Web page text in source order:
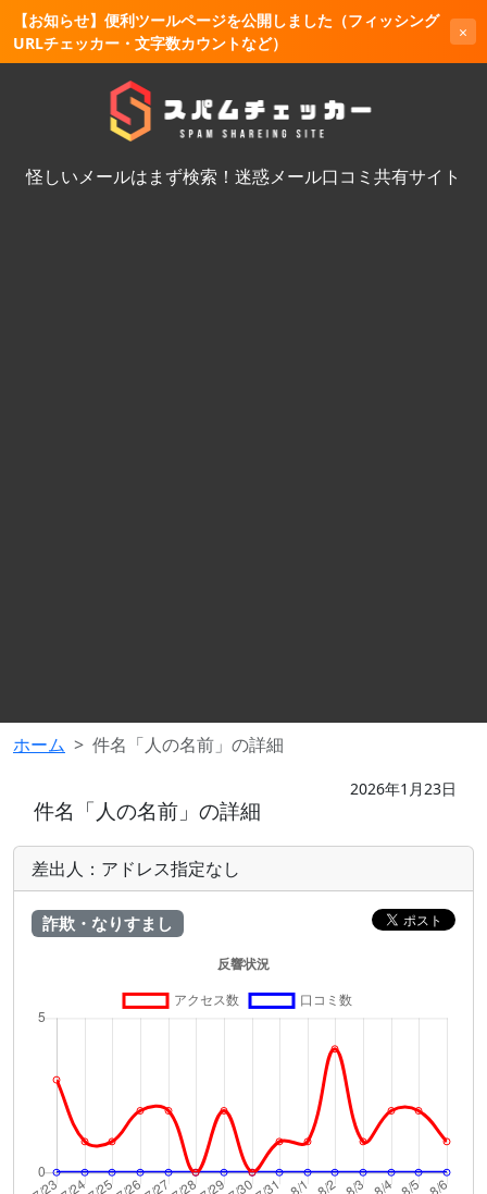
【お知らせ】便利ツールページを公開しました（フィッシング
URLチェッカー・文字数カウントなど）
×
怪しいメールはまず検索！迷惑メール口コミ共有サイト
ホーム 件名「人の名前」の詳細
件名「人の名前」の詳細
2026年1月23日
差出人：アドレス指定なし
詐欺・なりすまし